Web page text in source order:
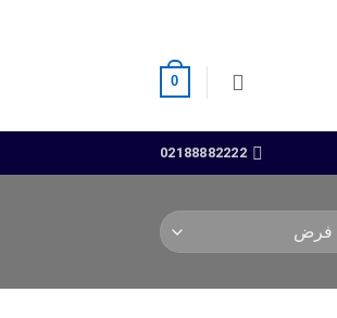
0
02188882222